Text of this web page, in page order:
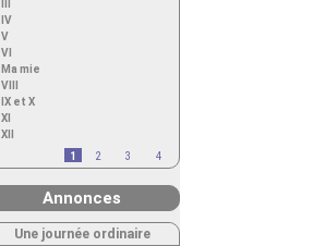
IV
V
VI
Ma mie
VIII
IX et X
XI
XII
1
2 3 4
Annonces
Une journée ordinaire